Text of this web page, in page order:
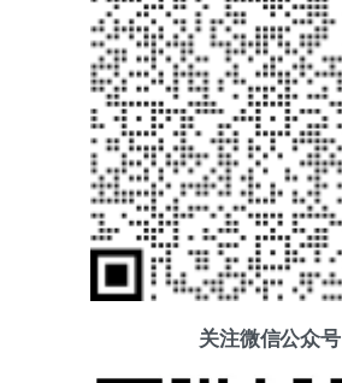
关注微信公众号